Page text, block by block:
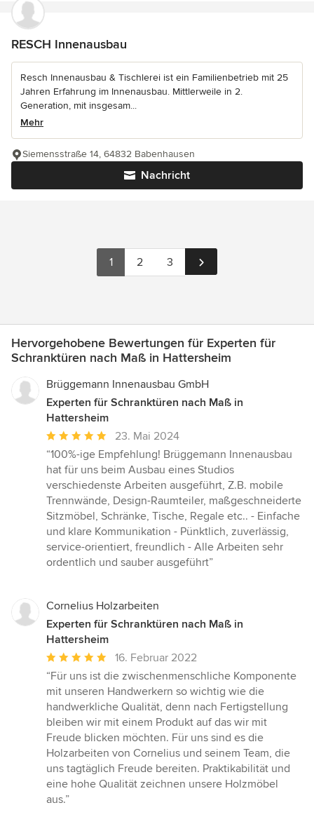
RESCH Innenausbau
Resch Innenausbau & Tischlerei ist ein Familienbetrieb mit 25
Jahren Erfahrung im Innenausbau. Mittlerweile in 2.
Generation, mit insgesam...
Mehr
Nachricht
Siemensstraße 14, 64832 Babenhausen
1 2 3
Hervorgehobene Bewertungen für Experten für
Schranktüren nach Maß in Hattersheim
Brüggemann Innenausbau GmbH
Experten für Schranktüren nach Maß in
Hattersheim
Durchschnittliche
Bewertung:
5
von
5
Sternen
23. Mai 2024
“100%-ige Empfehlung! Brüggemann Innenausbau
hat für uns beim Ausbau eines Studios
verschiedenste Arbeiten ausgeführt, Z.B. mobile
Trennwände, Design-Raumteiler, maßgeschneiderte
Sitzmöbel, Schränke, Tische, Regale etc.. - Einfache
und klare Kommunikation - Pünktlich, zuverlässig,
service-orientiert, freundlich - Alle Arbeiten sehr
ordentlich und sauber ausgeführt”
Cornelius Holzarbeiten
Experten für Schranktüren nach Maß in
Hattersheim
Durchschnittliche
Bewertung:
5
von
5
Sternen
16. Februar 2022
“Für uns ist die zwischenmenschliche Komponente
mit unseren Handwerkern so wichtig wie die
handwerkliche Qualität, denn nach Fertigstellung
bleiben wir mit einem Produkt auf das wir mit
Freude blicken möchten. Für uns sind es die
Holzarbeiten von Cornelius und seinem Team, die
uns tagtäglich Freude bereiten. Praktikabilität und
eine hohe Qualität zeichnen unsere Holzmöbel
aus.”